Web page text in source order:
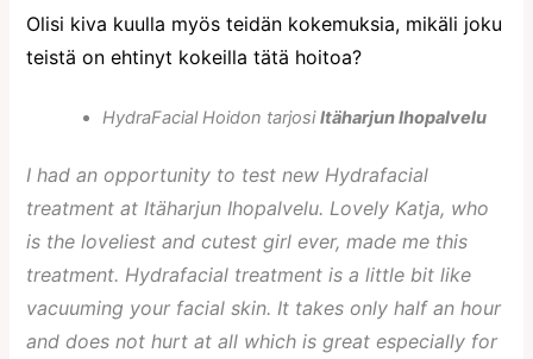
Olisi kiva kuulla myös teidän kokemuksia, mikäli joku
teistä on ehtinyt kokeilla tätä hoitoa?
HydraFacial Hoidon tarjosiItäharjun Ihopalvelu
I had an opportunity to test new Hydrafacial
treatment at Itäharjun Ihopalvelu. Lovely Katja, who
is the loveliest and cutest girl ever, made me this
treatment. Hydrafacial treatment is a little bit like
vacuuming your facial skin. It takes only half an hour
and does not hurt at all which is great especially for